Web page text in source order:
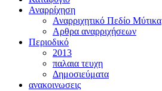
Αναρρίχηση
Αναρριχητικό Πεδίο Μύτικα
Αρθρα αναρριχήσεων
Περιοδικό
2013
παλαια τευχη
Δημοσιεύματα
ανακοινωσεις